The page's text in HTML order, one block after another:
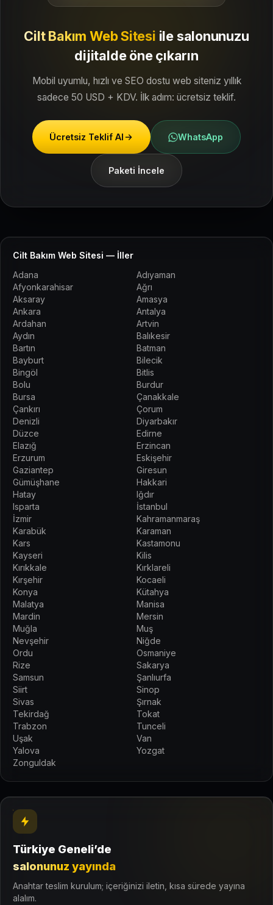
Cilt Bakım Web Sitesi ilesalonunuzu
dijitalde öne çıkarın
Mobil uyumlu, hızlı ve SEO dostu web siteniz yıllık
sadece 50 USD + KDV. İlk adım: ücretsiz teklif.
Ücretsiz Teklif Al WhatsApp
Paketi İncele
Cilt Bakım Web Sitesi — İller
Adana
Adıyaman
Afyonkarahisar
Ağrı
Aksaray
Amasya
Ankara
Antalya
Ardahan
Artvin
Aydın
Balıkesir
Bartın
Batman
Bayburt
Bilecik
Bingöl
Bitlis
Bolu
Burdur
Bursa
Çanakkale
Çankırı
Çorum
Denizli
Diyarbakır
Düzce
Edirne
Elazığ
Erzincan
Erzurum
Eskişehir
Gaziantep
Giresun
Gümüşhane
Hakkari
Hatay
Iğdır
Isparta
İstanbul
İzmir
Kahramanmaraş
Karabük
Karaman
Kars
Kastamonu
Kayseri
Kilis
Kırıkkale
Kırklareli
Kırşehir
Kocaeli
Konya
Kütahya
Malatya
Manisa
Mardin
Mersin
Muğla
Muş
Nevşehir
Niğde
Ordu
Osmaniye
Rize
Sakarya
Samsun
Şanlıurfa
Siirt
Sinop
Sivas
Şırnak
Tekirdağ
Tokat
Trabzon
Tunceli
Uşak
Van
Yalova
Yozgat
Zonguldak
Türkiye Geneli’de
salonunuz yayında
Anahtar teslim kurulum; içeriğinizi iletin, kısa sürede yayına
alalım.